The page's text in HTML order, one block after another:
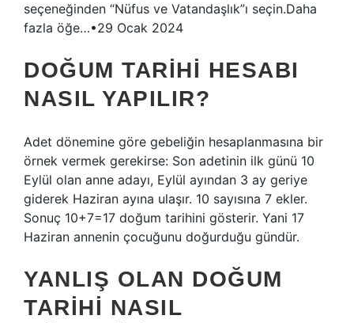
seçeneğinden “Nüfus ve Vatandaşlık”ı seçin.Daha
fazla öğe…•29 Ocak 2024
DOĞUM TARIHI HESABI
NASIL YAPILIR?
Adet dönemine göre gebeliğin hesaplanmasına bir
örnek vermek gerekirse: Son adetinin ilk günü 10
Eylül olan anne adayı, Eylül ayından 3 ay geriye
giderek Haziran ayına ulaşır. 10 sayısına 7 ekler.
Sonuç 10+7=17 doğum tarihini gösterir. Yani 17
Haziran annenin çocuğunu doğurduğu gündür.
YANLIŞ OLAN DOĞUM
TARIHI NASIL